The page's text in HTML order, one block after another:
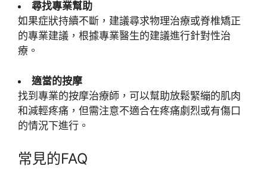
尋找專業幫助
如果症狀持續不斷，建議尋求物理治療或脊椎矯正
的專業建議，根據專業醫生的建議進行針對性治
療。
適當的按摩
找到專業的按摩治療師，可以幫助放鬆緊繃的肌肉
和減輕疼痛，但需注意不適合在疼痛劇烈或有傷口
的情況下進行。
常見的FAQ